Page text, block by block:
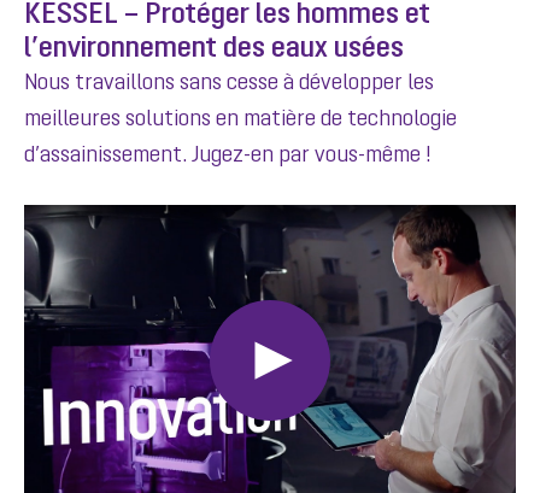
KESSEL – Protéger les hommes et
l’environnement des eaux usées
Nous travaillons sans cesse à développer les
meilleures solutions en matière de technologie
d’assainissement. Jugez-en par vous-même !